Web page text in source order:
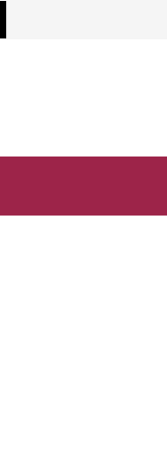
los 2.5 millones de